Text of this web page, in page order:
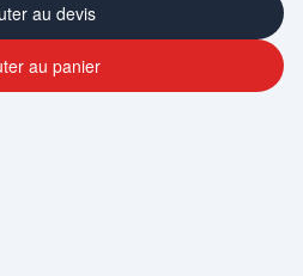
au devis
au panier